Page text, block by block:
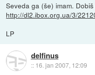
Seveda ga (še) imam.
http://dl2.ibox.org.ua/3/
LP
delfinus
:: 16. jan 2007, 12:09